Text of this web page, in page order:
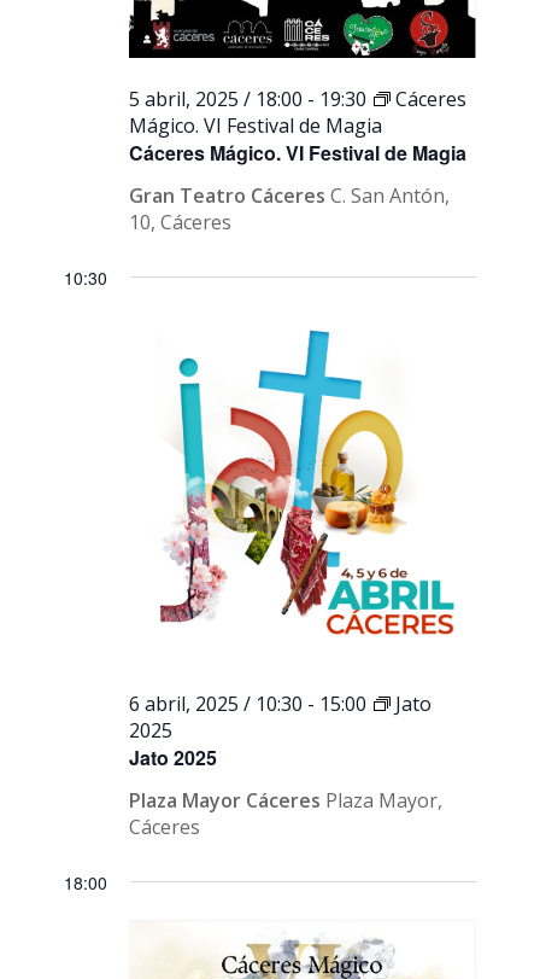
Cáceres Mágico. VI Festival de Magia
5 abril, 2025 / 18:00 - 19:30
Cáceres
Mágico. VI Festival de Magia
Gran Teatro CáceresC. San Antón,
10, Cáceres
10:30
Jato 2025
6 abril, 2025 / 10:30 - 15:00
Jato
2025
Plaza Mayor Cáceres Plaza Mayor,
Cáceres
18:00